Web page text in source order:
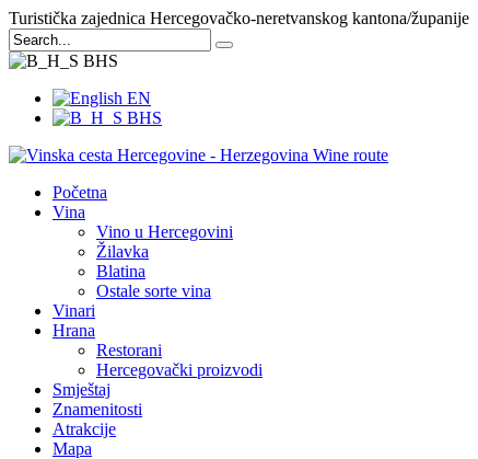
Turistička zajednica Hercegovačko-neretvanskog kantona/županije
BHS
EN
BHS
Početna
Vina
Vino u Hercegovini
Žilavka
Blatina
Ostale sorte vina
Vinari
Hrana
Restorani
Hercegovački proizvodi
Smještaj
Znamenitosti
Atrakcije
Mapa